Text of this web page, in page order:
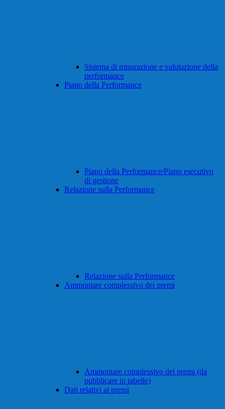
Sistema di misurazione e valutazione della
performance
Piano della Performance
Piano della Performance/Piano esecutivo
di gestione
Relazione sulla Performance
Relazione sulla Performance
Ammontare complessivo dei premi
Ammontare complessivo dei premi (da
pubblicare in tabelle)
Dati relativi ai premi